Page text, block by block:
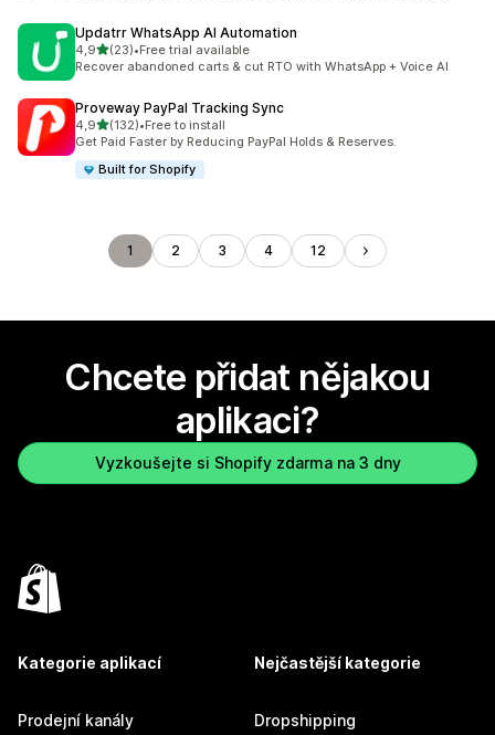
Updatrr WhatsApp AI Automation
4,9z 5 hvězd
(23)
Celkový počet recenzí: 23
•Free trial available
Recover abandoned carts & cut RTO with WhatsApp + Voice AI
Proveway PayPal Tracking Sync
4,9z 5 hvězd
(132)
Celkový počet recenzí: 132
•Free to install
Get Paid Faster by Reducing PayPal Holds & Reserves.
Built for Shopify
1 2 3 4 12
Chcete přidat nějakou
aplikaci?
Vyzkoušejte si Shopify zdarma na 3 dny
Kategorie aplikací
Prodejní kanály
Nejčastější kategorie
Dropshipping